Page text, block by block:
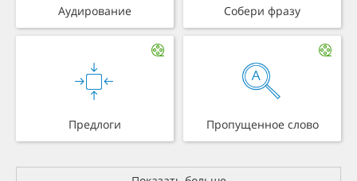
Аудирование Собери фразу
Предлоги Пропущенное слово